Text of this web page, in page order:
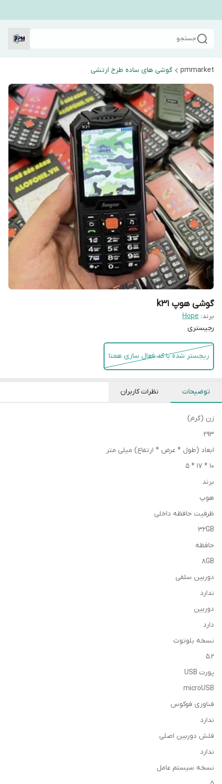
جستجو
pmmarket گوشی های ساده طرح ارتشی
گوشی هوپ k31
برند: Hope
رجیستری
ریجستر شده با کد فعال سازی همتا
توضیحات نظرات کاربران
زن (گرم)
293
ابعاد (طول * عرض * ارتفاع) میلی متر
10 * 17 * 5
برند
هوپ
ظرفیت حافظه داخلی
32GB
حافظه
8GB
دوربین سلفی
ندارد
دوربین
دارد
نسخه بلوتوث
5.2
پورت USB
microUSB
فناوری فوکوس
ندارد
فلش دوربین اصلی
ندارد
نسخه سیستم عامل